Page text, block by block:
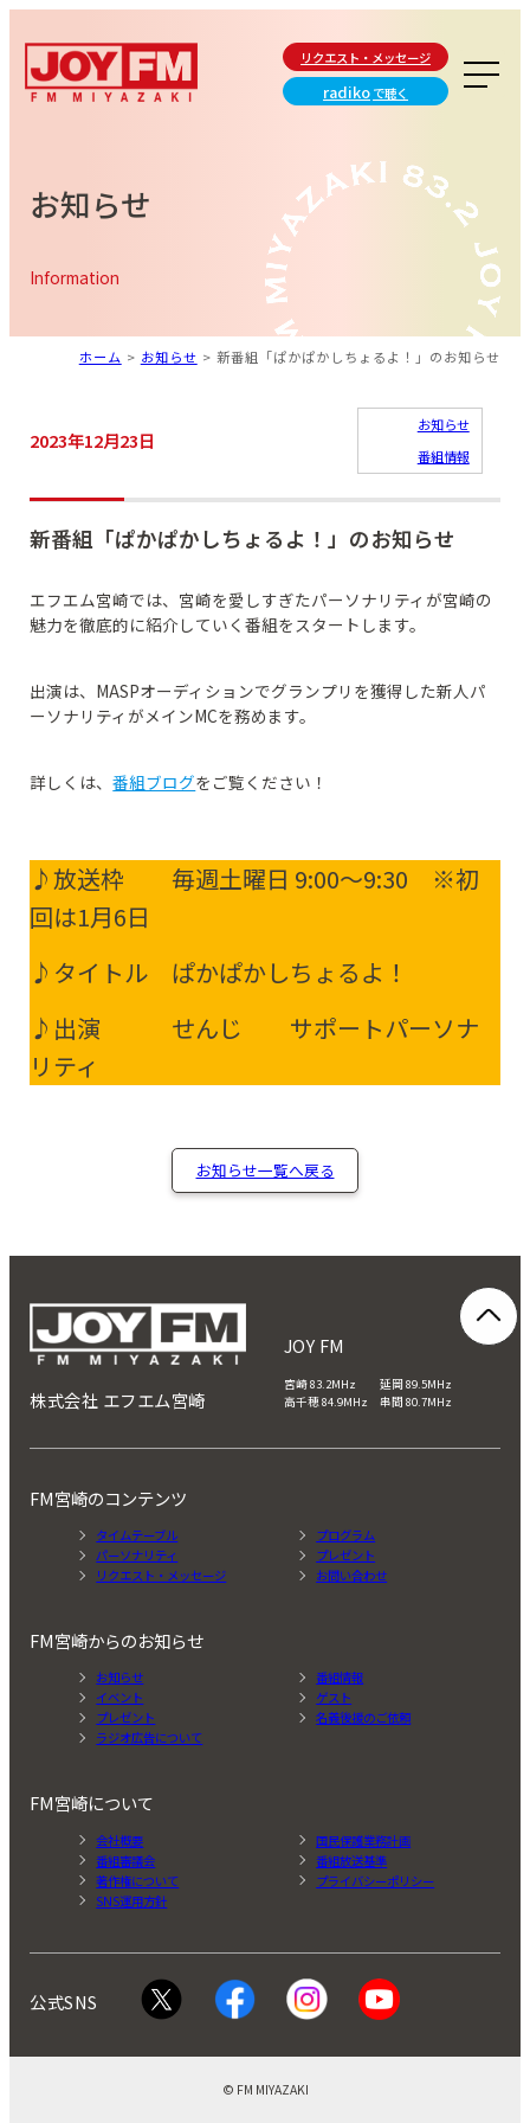
リクエスト・メッセージ
radiko で聴く
お知らせ
Information
ホーム > お知らせ > 新番組「ぱかぱかしちょるよ！」のお知らせ
2023年12月23日
お知らせ
番組情報
新番組「ぱかぱかしちょるよ！」のお知らせ
エフエム宮崎では、宮崎を愛しすぎたパーソナリティが宮崎の
魅力を徹底的に紹介していく番組をスタートします。
出演は、MASPオーディションでグランプリを獲得した新人パ
ーソナリティがメインMCを務めます。
詳しくは、番組ブログをご覧ください！
♪放送枠 毎週土曜日 9:00～9:30 ※初
回は1月6日
♪タイトル ぱかぱかしちょるよ！
♪出演 せんじ サポートパーソナ
リティ
お知らせ一覧へ戻る
株式会社 エフエム宮崎
JOY FM
宮崎 83.2MHz 延岡 89.5MHz
高千穂 84.9MHz 串間 80.7MHz
FM宮崎のコンテンツ
タイムテーブル
プログラム
パーソナリティ
プレゼント
リクエスト・メッセージ
お問い合わせ
FM宮崎からのお知らせ
お知らせ
番組情報
イベント
ゲスト
プレゼント
名義後援のご依頼
ラジオ広告について
FM宮崎について
会社概要
国民保護業務計画
番組審議会
番組放送基準
著作権について
プライバシーポリシー
SNS運用方針
公式SNS
© FM MIYAZAKI